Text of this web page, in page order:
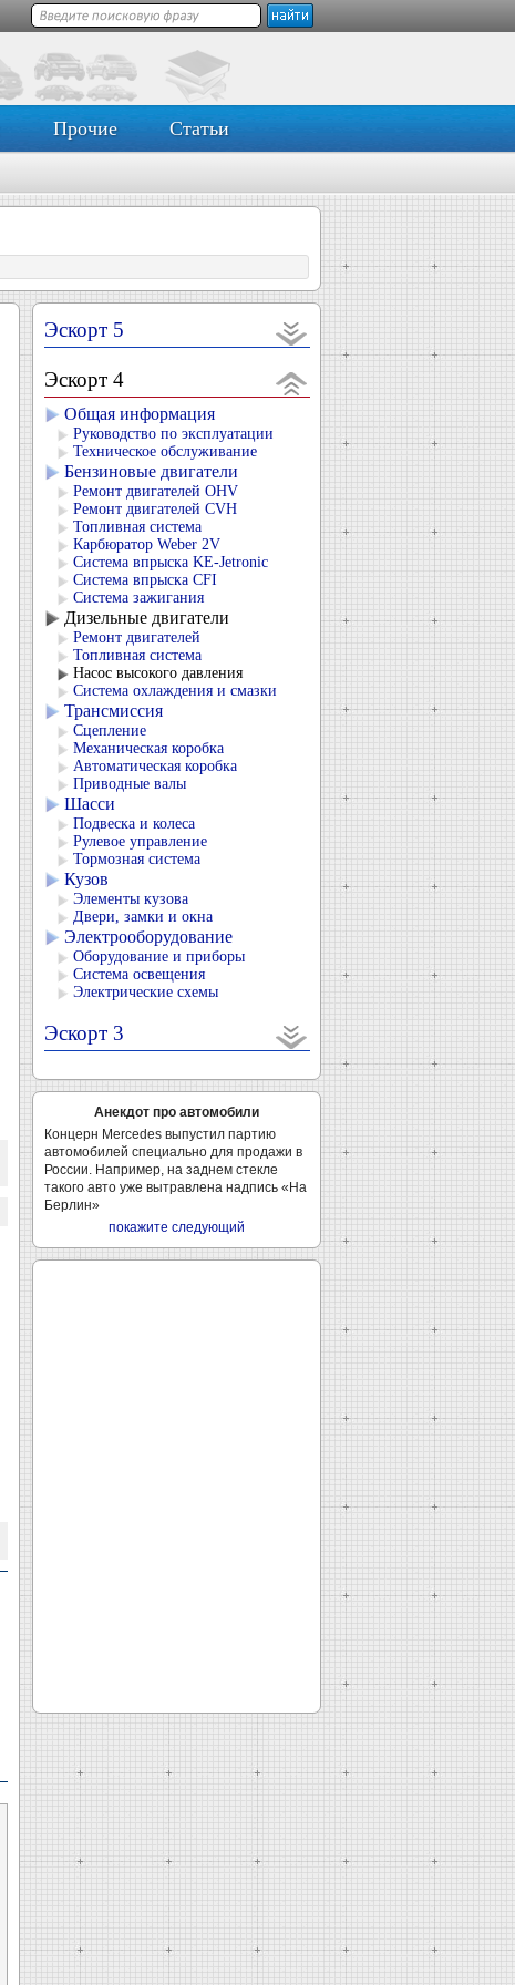
Прочие Статьи
Эскорт 5
Эскорт 4
Общая информация
Руководство по эксплуатации
Техническое обслуживание
Бензиновые двигатели
Ремонт двигателей OHV
Ремонт двигателей CVH
Топливная система
Карбюратор Weber 2V
Система впрыска KЕ-Jetronic
Система впрыска CFI
Система зажигания
Дизельные двигатели
Ремонт двигателей
Топливная система
Насос высокого давления
Система охлаждения и смазки
Трансмиссия
Сцепление
Механическая коробка
Автоматическая коробка
Приводные валы
Шасси
Подвеска и колеса
Рулевое управление
Тормозная система
Кузов
Элементы кузова
Двери, замки и окна
Электрооборудование
Оборудование и приборы
Система освещения
Электрические схемы
Эскорт 3
Анекдот про автомобили
Концерн Mercedes выпустил партию
автомобилей специально для продажи в
России. Например, на заднем стекле
такого авто уже вытравлена надпись «На
Берлин»
покажите следующий